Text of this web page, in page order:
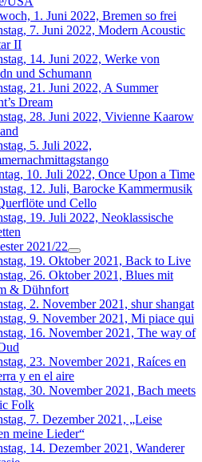
1. Juni 2022, Bremen so frei
7. Juni 2022, Modern Acoustic
II
14. Juni 2022, Werke von
und Schumann
21. Juni 2022, A Summer
Dream
28. Juni 2022, Vivienne Kaarow
5. Juli 2022,
10. Juli 2022, Once Upon a Time
12. Juli, Barocke Kammermusik
und Cello
19. Juli 2022, Neoklassische
2021/22
19. Oktober 2021, Back to Live
26. Oktober 2021, Blues mit
& Dühnfort
2. November 2021, shur shangat
9. November 2021, Mi piace qui
16. November 2021, The way of
23. November 2021, Raíces en
y en el aire
30. November 2021, Bach meets
Folk
7. Dezember 2021, „Leise
meine Lieder“
14. Dezember 2021, Wanderer